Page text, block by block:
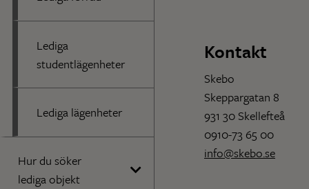
Lediga
studentlägenheter
Lediga lägenheter
Hur du söker
lediga objekt
Kontakt
Skebo
Skeppargatan 8
931 30 Skellefteå
0910-73 65 00
info@skebo.se